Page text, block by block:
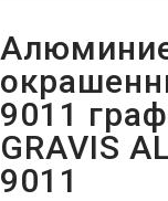
9011
GRAVIS
9011